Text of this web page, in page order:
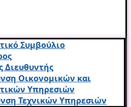
Συμβούλιο
Διευθυντής
Οικονομικών και
Υπηρεσι­ών
Τεχνικών Υπηρεσιών